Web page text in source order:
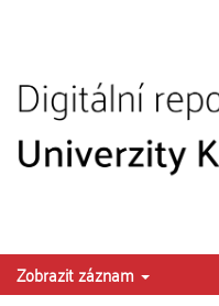
Zobrazit záznam